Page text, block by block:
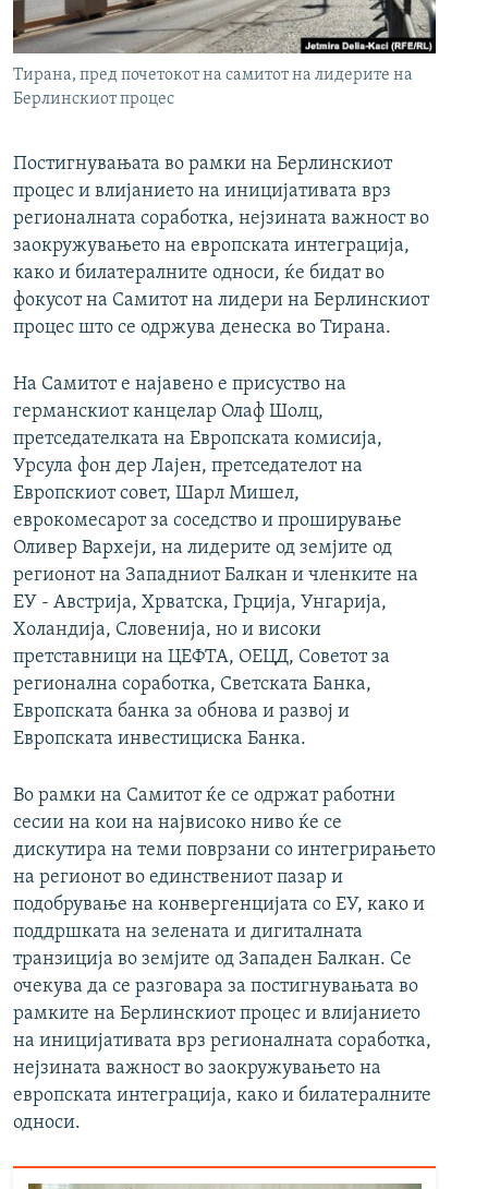
РСЕ веб страници
Тирана, пред почетокот на самитот на лидерите на
Берлинскиот процес
Постигнувањата во рамки на Берлинскиот
процес и влијанието на иницијативата врз
регионалната соработка, нејзината важност во
заокружувањето на европската интеграција,
како и билатералните односи, ќе бидат во
фокусот на Самитот на лидери на Берлинскиот
процес што се одржува денеска во Тирана.
На Самитот е најавено е присуство на
германскиот канцелар Олаф Шолц,
претседателката на Европската комисија,
Урсула фон дер Лајен, претседателот на
Европскиот совет, Шарл Мишел,
еврокомесарот за соседство и проширување
Оливер Вархеји, на лидерите од земјите од
регионот на Западниот Балкан и членките на
ЕУ - Австрија, Хрватска, Грција, Унгарија,
Холандија, Словенија, но и високи
претставници на ЦЕФТА, ОЕЦД, Советот за
регионална соработка, Светската Банка,
Европската банка за обнова и развој и
Европската инвестициска Банка.
Во рамки на Самитот ќе се одржат работни
сесии на кои на највисоко ниво ќе се
дискутира на теми поврзани со интегрирањето
на регионот во единствениот пазар и
подобрување на конвергенцијата со ЕУ, како и
поддршката на зелената и дигиталната
транзиција во земјите од Западен Балкан. Се
очекува да се разговара за постигнувањата во
рамките на Берлинскиот процес и влијанието
на иницијативата врз регионалната соработка,
нејзината важност во заокружувањето на
европската интеграција, како и билатералните
односи.